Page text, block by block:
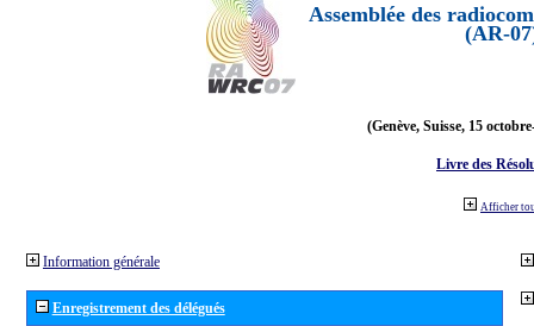
Assemblée des
(AR-
(Genève, Suisse, 15
Livre des
Afficher
Information générale
Enregistrement des délégués